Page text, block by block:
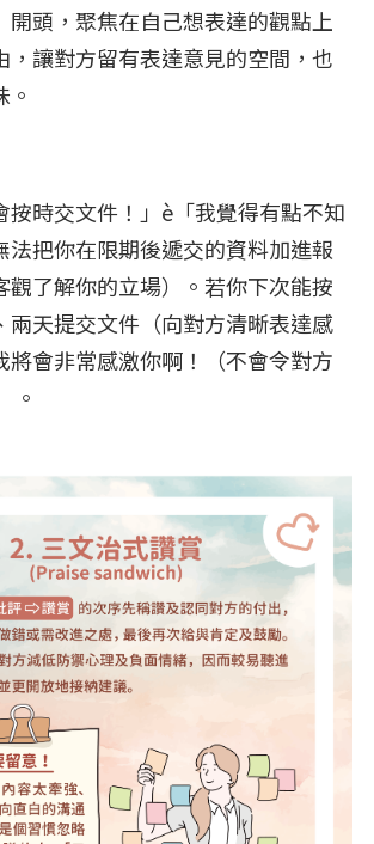
開頭，聚焦在自己想表達的觀點上
，讓對方留有表達意見的空間，也
按時交文件！」è「我覺得有點不知
法把你在限期後遞交的資料加進報
觀了解你的立場）。若你下次能按
兩天提交文件（向對方清晰表達感
將會非常感激你啊！（不會令對方
。